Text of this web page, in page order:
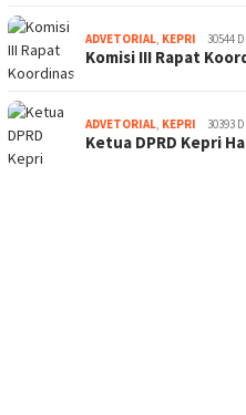
ADVETORIAL, KEPRI 30544
Komisi III Rapat
ADVETORIAL, KEPRI 30393
Ketua DPRD Kepri